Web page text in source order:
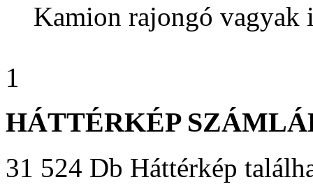
Kamion rajongó vagyak
1
HÁTTÉRKÉP
31 524 Db Háttérkép